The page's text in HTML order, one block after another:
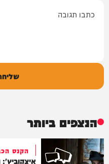
הנצפים ביותר
הקנס